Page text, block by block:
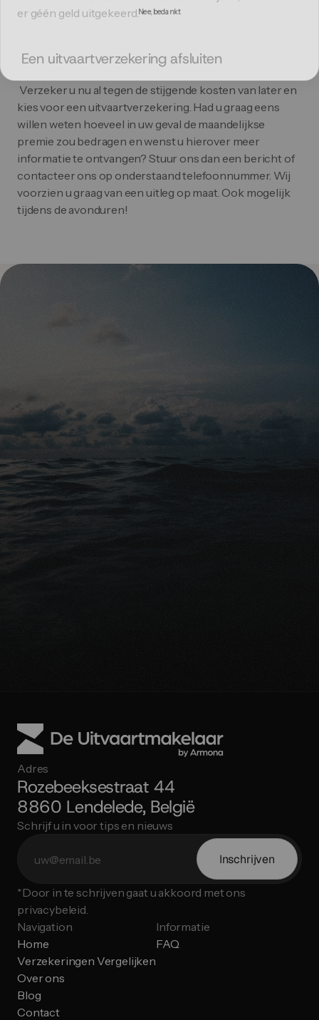
er géén geld uitgekeerd.
Een uitvaartverzekering afsluiten
kies voor een uitvaartverzekering. Had u graag eens
willen weten hoeveel in uw geval de maandelijkse
premie zou bedragen en wenst u hierover meer
informatie te ontvangen? Stuur ons dan een bericht of
contacteer ons op onderstaand telefoonnummer. Wij
voorzien u graag van een uitleg op maat. Ook mogelijk
tijdens de avonduren!
Wees voorbereid, nabestaanden kunnen bij een
Klaar om uw nabestaanden
financieel te beschermen?
Adres
Rozebeeksestraat 44
8860 Lendelede, België
Schrijf u in voor tips en nieuws
Inschrijven
*Door in te schrijven gaat u akkoord met ons
privacybeleid.
Navigation
Home
Verzekeringen Vergelijken
Over ons
Blog
Contact
Informatie
FAQ